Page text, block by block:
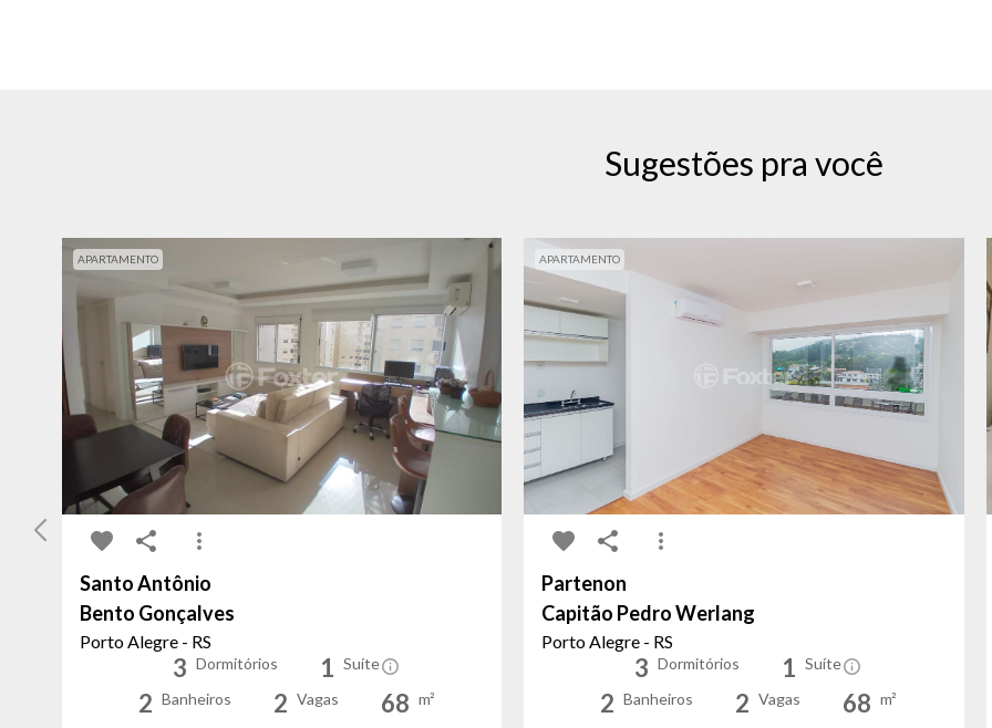
Sugestões pra você
APARTAMENTO
Santo Antônio
Bento Gonçalves
Porto Alegre - RS
3 Dormitórios 1 Suíte
2 Banheiros 2 Vagas 68 m²
APARTAMENTO
Partenon
Capitão Pedro Werlang
Porto Alegre - RS
3 Dormitórios 1 Suíte
2 Banheiros 2 Vagas 68 m²